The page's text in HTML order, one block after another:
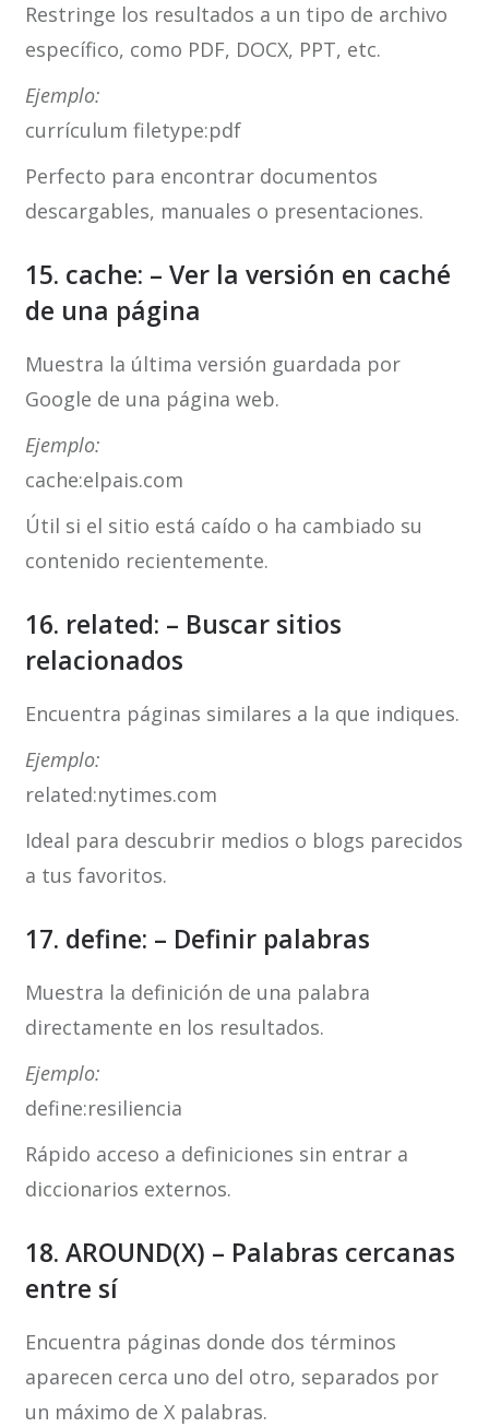
Restringe los resultados a un tipo de archivo
específico, como PDF, DOCX, PPT, etc.
Ejemplo:
currículum filetype:pdf
Perfecto para encontrar documentos
descargables, manuales o presentaciones.
15. cache: – Ver la versión en caché
de una página
Muestra la última versión guardada por
Google de una página web.
Ejemplo:
cache:elpais.com
Útil si el sitio está caído o ha cambiado su
contenido recientemente.
16. related: – Buscar sitios
relacionados
Encuentra páginas similares a la que indiques.
Ejemplo:
related:nytimes.com
Ideal para descubrir medios o blogs parecidos
a tus favoritos.
17. define: – Definir palabras
Muestra la definición de una palabra
directamente en los resultados.
Ejemplo:
define:resiliencia
Rápido acceso a definiciones sin entrar a
diccionarios externos.
18. AROUND(X) – Palabras cercanas
entre sí
Encuentra páginas donde dos términos
aparecen cerca uno del otro, separados por
un máximo de X palabras.